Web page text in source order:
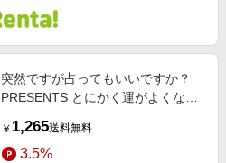
突然ですが占ってもいいですか？
PRESENTS とにかく運がよくなる
￥ 1,265送料無料
3.5%